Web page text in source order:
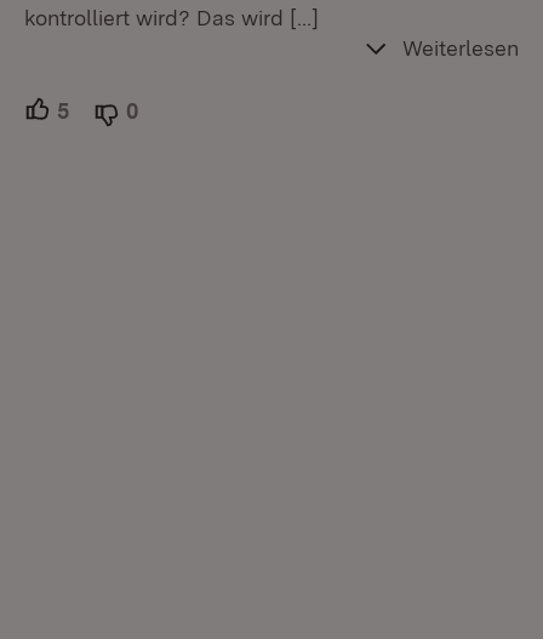
kontrolliert wird? Das wird […]
Weiterlesen
5 Unterstützer.
0